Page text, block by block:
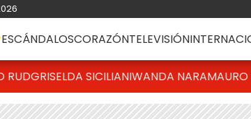
ESCÁNDALOSCORAZÓNTELEVISIÓN
RUDGRISELDA SICILIANIWANDA NARA